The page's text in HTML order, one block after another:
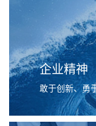
企业精神
敢于创新、勇